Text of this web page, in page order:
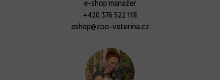
e-shop manažer
+420 376 522 118
eshop@zoo-veterina.cz